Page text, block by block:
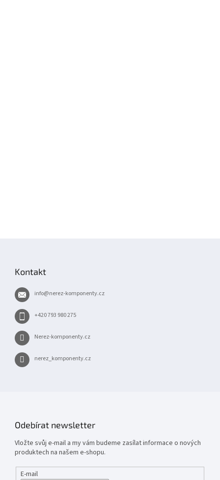
Kontakt
info@nerez-komponenty.cz
+420 793 980 275
Nerez-komponenty.cz
nerez_komponenty.cz
Odebírat newsletter
Vložte svůj e-mail a my vám budeme zasílat informace o nových
produktech na našem e-shopu.
E-mail